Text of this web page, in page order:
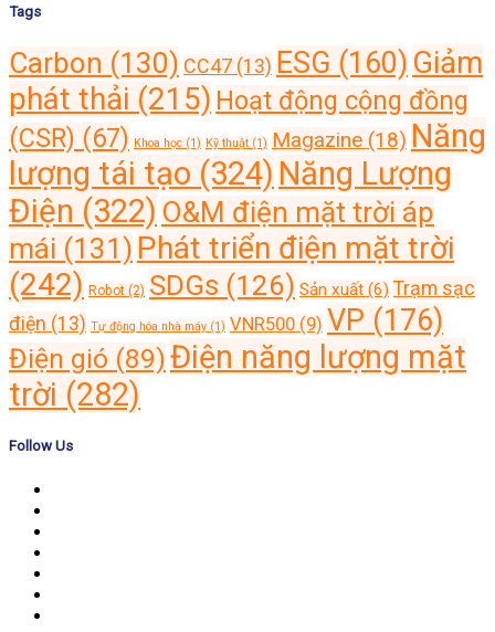
Tags
Carbon (130) CC47 (13) ESG (160) Giảm
phát thải (215) Hoạt động cộng đồng
(CSR) (67) Khoa học (1) Kỹ thuật (1) Magazine (18) Năng
lượng tái tạo (324) Năng Lượng
Điện (322) O&M điện mặt trời áp
mái (131) Phát triển điện mặt trời
(242) Robot (2) SDGs (126) Sản xuất (6) Trạm sạc
điện (13) Tự động hóa nhà máy (1) VNR500 (9) VP (176)
Điện gió (89)Điện năng lượng mặt
trời (282)
Follow Us